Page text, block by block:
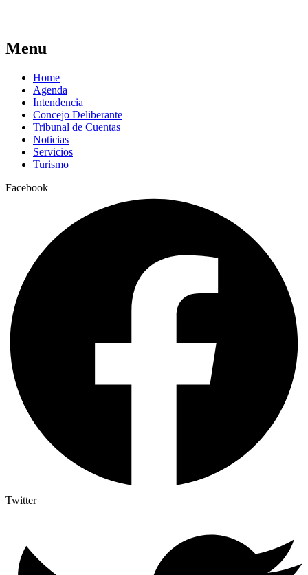
Menu
Home
Agenda
Intendencia
Concejo Deliberante
Tribunal de Cuentas
Noticias
Servicios
Turismo
Facebook
Twitter